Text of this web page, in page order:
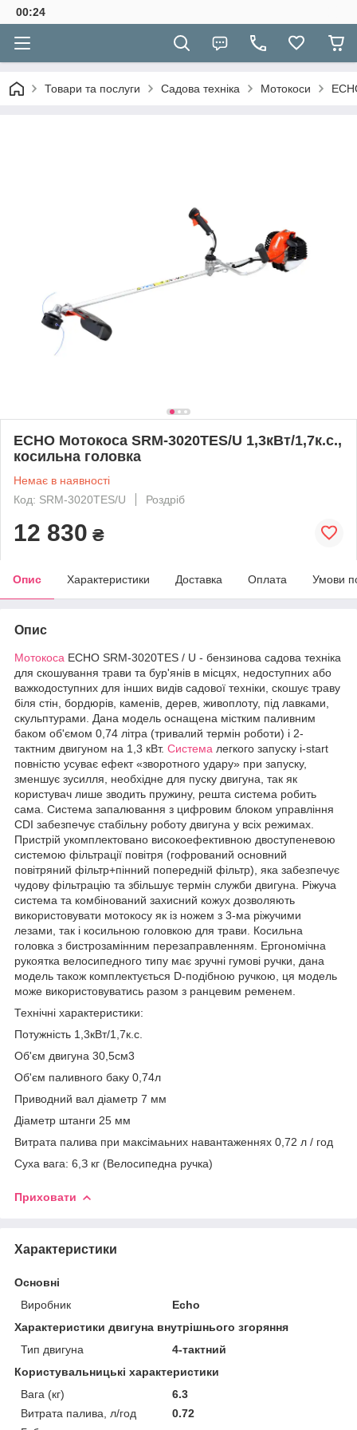
00:24
Товари та послуги Садова техніка Мотокоси
ECHO Мотокоса SRM-3020TES/U 1,3кВт/1,7к.с.,
косильна головка
Немає в наявності
Код: SRM-3020TES/U
Роздріб
12 830 ₴
Опис Характеристики Доставка Оплата Умови
Опис
Мотокоса ECHO SRM-3020TES / U - бензинова садова техніка
для скошування трави та бур'янів в місцях, недоступних або
важкодоступних для інших видів садової техніки, скошує траву
біля стін, бордюрів, каменів, дерев, живоплоту, під лавками,
скульптурами. Дана модель оснащена містким паливним
баком об'ємом 0,74 літра (тривалий термін роботи) і 2-
тактним двигуном на 1,3 кВт. Система легкого запуску i-start
повністю усуває ефект «зворотного удару» при запуску,
зменшує зусилля, необхідне для пуску двигуна, так як
користувач лише зводить пружину, решта система робить
сама. Система запалювання з цифровим блоком управління
CDI забезпечує стабільну роботу двигуна у всіх режимах.
Пристрій укомплектовано високоефективною двоступеневою
системою фільтрації повітря (гофрований основний
повітряний фільтр+пінний попередній фільтр), яка забезпечує
чудову фільтрацію та збільшує термін служби двигуна. Ріжуча
система та комбінований захисний кожух дозволяють
використовувати мотокосу як із ножем з 3-ма ріжучими
лезами, так і косильною головкою для трави. Косильна
головка з бистрозамінним перезаправленням. Ергономічна
рукоятка велосипедного типу має зручні гумові ручки, дана
модель також комплектується D-подібною ручкою, ця модель
може використовуватись разом з ранцевим ременем.
Технічні характеристики:
Потужність 1,3кВт/1,7к.с.
Об'єм двигуна 30,5см3
Об'єм паливного баку 0,74л
Приводний вал діаметр 7 мм
Діаметр штанги 25 мм
Витрата палива при максімаьних навантаженнях 0,72 л / год
Суха вага: 6,З кг (Велосипедна ручка)
Приховати
Характеристики
Основні
Виробник
Echo
Характеристики двигуна внутрішнього згоряння
Тип двигуна
4-тактний
Користувальницькі характеристики
Вага (кг)
6.3
Витрата палива, л/год
0.72